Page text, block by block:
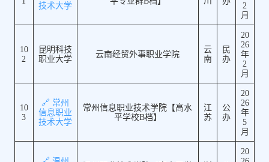
技术大学
2
月
10
2
昆明科技
职业大学
云南经贸外事职业学院
云
南
民
办
20
26
年
2
月
10
3
🔗 常州
信息职业
技术大学
常州信息职业技术学院【高水
平学校B档】
江
苏
公
办
20
26
年
5
月
20